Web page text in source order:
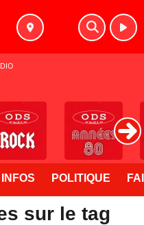
INFOS POLITIQUE
sur le tag